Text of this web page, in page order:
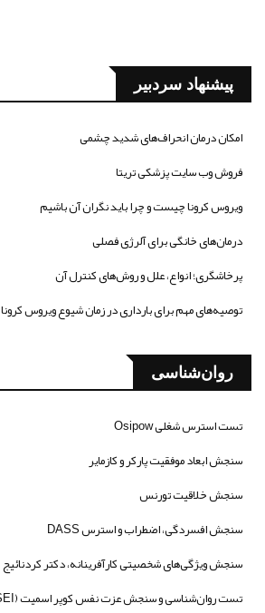
پیشنهاد سردبیر
امکان درمان انحراف‌های شدید چشمی
فروش وب سایت پزشکی تریتا
ویروس کرونا چیست و چرا باید نگران آن باشیم
درمان‌های خانگی برای آلرژی فصلی
پرخاشگری؛ انواع، علل و روش‌های کنترل آن
توصیه‌های مهم برای بارداری در زمان شیوع ویروس کرونا
روان‌شناسی
تست استرس شغلی Osipow
سنجش ابعاد موفقیت پارکر و کازمایر
سنجش خلاقیت تورنس
سنجش افسردگی، اضطراب و استرس DASS
سنجش ویژگی‌های شخصیتی کارآفرینانه، دکتر کردنائیج
تست روان‌شناسی و سنجش عزت نفس کوپر اسمیت (CSEI)